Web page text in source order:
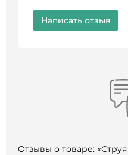
Отзывы о товаре:
Написать отзыв